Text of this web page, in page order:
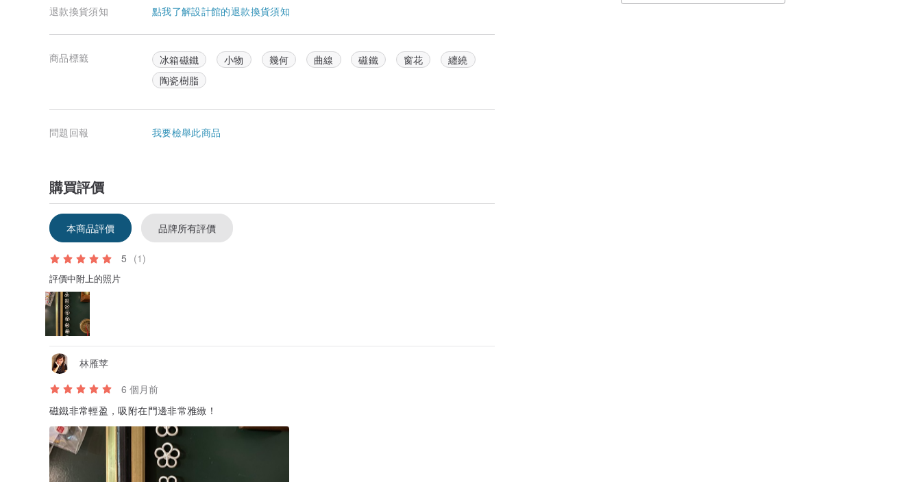
退款換貨須知 點我了解設計館的退款換貨須知
商品標籤 冰箱磁鐵 小物 幾何 曲線 磁鐵 窗花
纏繞
陶瓷樹脂
問題回報 我要檢舉此商品
購買評價
本商品評價 品牌所有評價
5 (1)
評價中附上的照片
林雁苹
6 個月前
磁鐵非常輕盈，吸附在門邊非常雅緻！